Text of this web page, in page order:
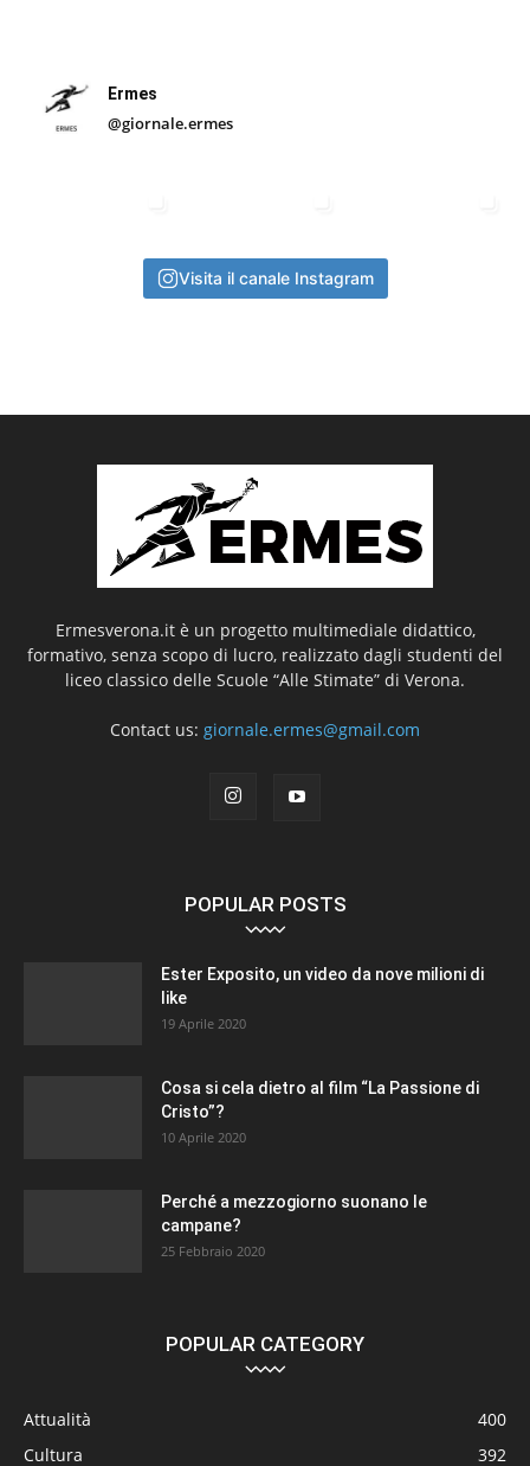
Ermes
@giornale.ermes
Visita il canale Instagram
Ermesverona.it è un progetto multimediale didattico,
formativo, senza scopo di lucro, realizzato dagli studenti del
liceo classico delle Scuole “Alle Stimate” di Verona.
Contact us: giornale.ermes@gmail.com
POPULAR POSTS
Ester Exposito, un video da nove milioni di
like
19 Aprile 2020
Cosa si cela dietro al film “La Passione di
Cristo”?
10 Aprile 2020
Perché a mezzogiorno suonano le
campane?
25 Febbraio 2020
POPULAR CATEGORY
Attualità
400
Cultura
392